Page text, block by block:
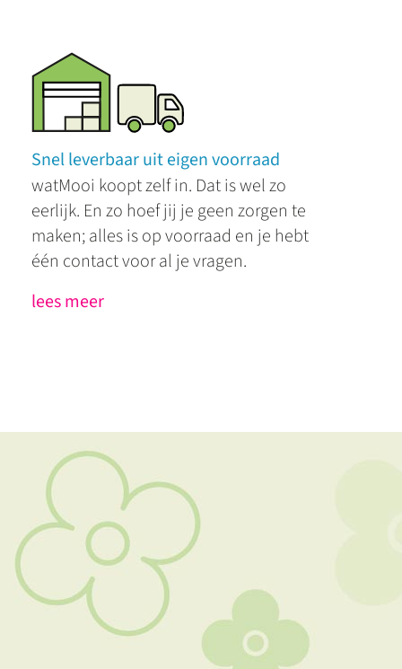
Snel leverbaar uit eigen voorraad
watMooi koopt zelf in. Dat is wel zo
eerlijk. En zo hoef jij je geen zorgen te
maken; alles is op voorraad en je hebt
één contact voor al je vragen.
lees meer